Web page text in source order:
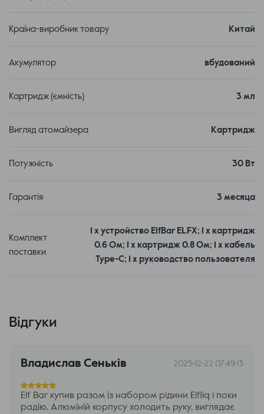
1000 мАг, що забезпечує тривале використання без
Вт, що достатньо для створення густої та насиченої
насолоджуватися вейпінгом.
У комплект Elf ELFX входять два багаторазові
пристрій до використання. Просто заправте картридж
вейпінгу.
Країна-виробник товару Китай
Акумулятор вбудований
Картридж (ємність) 3 мл
Вигляд атомайзера Картридж
Потужність 30 Вт
Гарантія 3 месяца
Комплект
поставки
1 x устройство ElfBar ELFX; 1 х картридж
0.6 Ом; 1 х картридж 0.8 Ом; 1 x кабель
Type-C; 1 x руководство пользователя
Відгуки
Владислав Сеньків 2025-12-22 07:49:13
Elf Bar купив разом із набором рідини Elfliq і поки
радію. Алюміній корпусу холодить руку, виглядає